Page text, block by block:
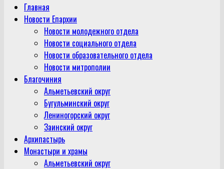
Главная
Новости Епархии
Новости молодежного отдела
Новости социального отдела
Новости образовательного отдела
Новости митрополии
Благочиния
Альметьевский округ
Бугульминский округ
Лениногорский округ
Заинский округ
Архипастырь
Монастыри и храмы
Альметьевский округ